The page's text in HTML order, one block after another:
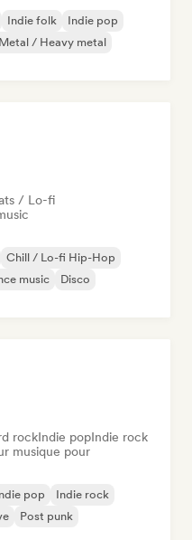
Indie folk
Indie pop
Metal / Heavy metal
/ Lo-fi
Chill / Lo-fi Hip-Hop
music
Disco
rockIndie popIndie rock
musique pour
pop
Indie rock
Post punk